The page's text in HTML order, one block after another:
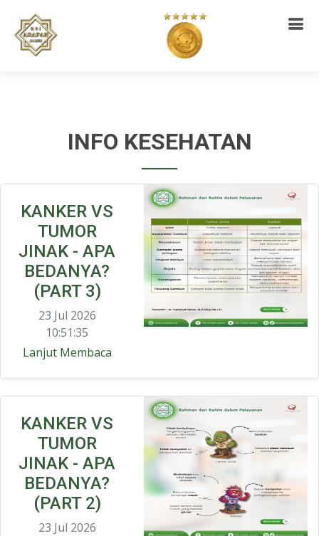
INFO KESEHATAN
KANKER VS
TUMOR
JINAK - APA
BEDANYA?
(PART 3)
23 Jul 2026
10:51:35
Lanjut Membaca
KANKER VS
TUMOR
JINAK - APA
BEDANYA?
(PART 2)
23 Jul 2026